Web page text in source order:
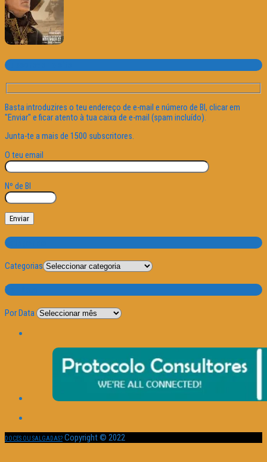
Subscrever o site
Basta introduzires o teu endereço de e-mail e número de BI, clicar em
"Enviar" e ficar atento à tua caixa de e-mail (spam incluído).
Junta-te a mais de 1500 subscritores.
O teu email
Nº de BI
Categorias
Categorias
Por Data
Por Data
DOCES OU SALGADAS? Copyright © 2022